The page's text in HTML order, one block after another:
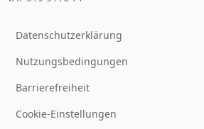
Datenschutzerklärung
Nutzungsbedingungen
Barrierefreiheit
Cookie-Einstellungen